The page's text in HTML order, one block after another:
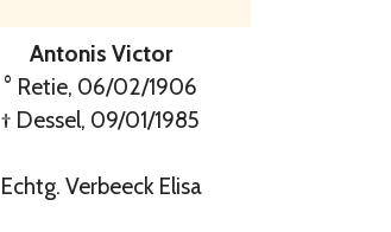
Antonis Victor
° Retie, 06/02/1906
† Dessel, 09/01/1985
Echtg. Verbeeck Elisa